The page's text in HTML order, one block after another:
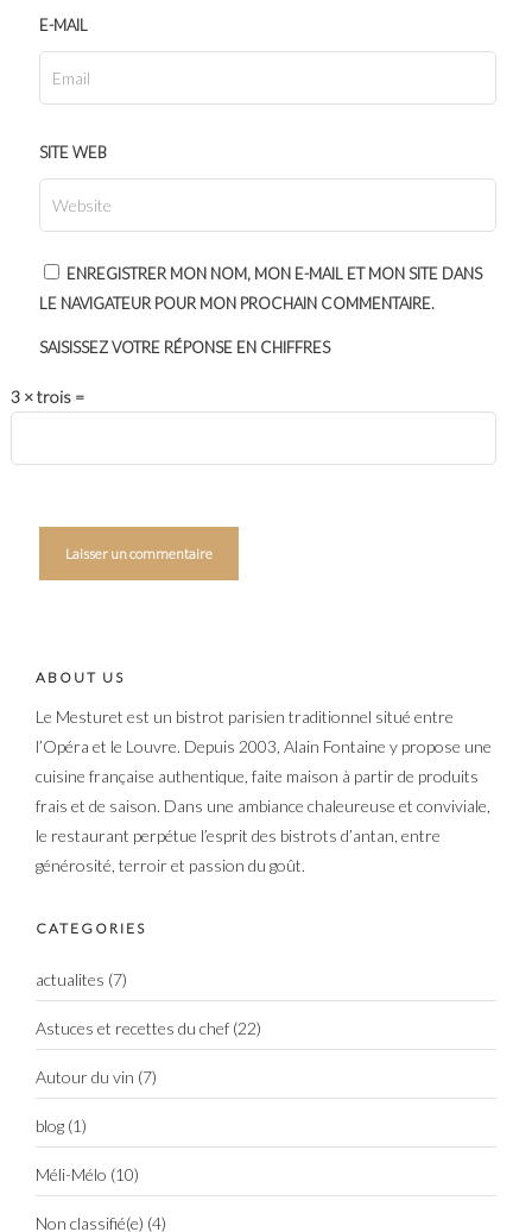
E-MAIL
SITE WEB
ENREGISTRER MON NOM, MON E-MAIL ET MON SITE DANS
LE NAVIGATEUR POUR MON PROCHAIN COMMENTAIRE.
SAISISSEZ VOTRE RÉPONSE EN CHIFFRES
3 × trois =
ABOUT US
Le Mesturet est un bistrot parisien traditionnel situé entre
l’Opéra et le Louvre. Depuis 2003, Alain Fontaine y propose une
cuisine française authentique, faite maison à partir de produits
frais et de saison. Dans une ambiance chaleureuse et conviviale,
le restaurant perpétue l’esprit des bistrots d’antan, entre
générosité, terroir et passion du goût.
CATEGORIES
actualites (7)
Astuces et recettes du chef (22)
Autour du vin (7)
blog (1)
Méli-Mélo (10)
Non classifié(e) (4)